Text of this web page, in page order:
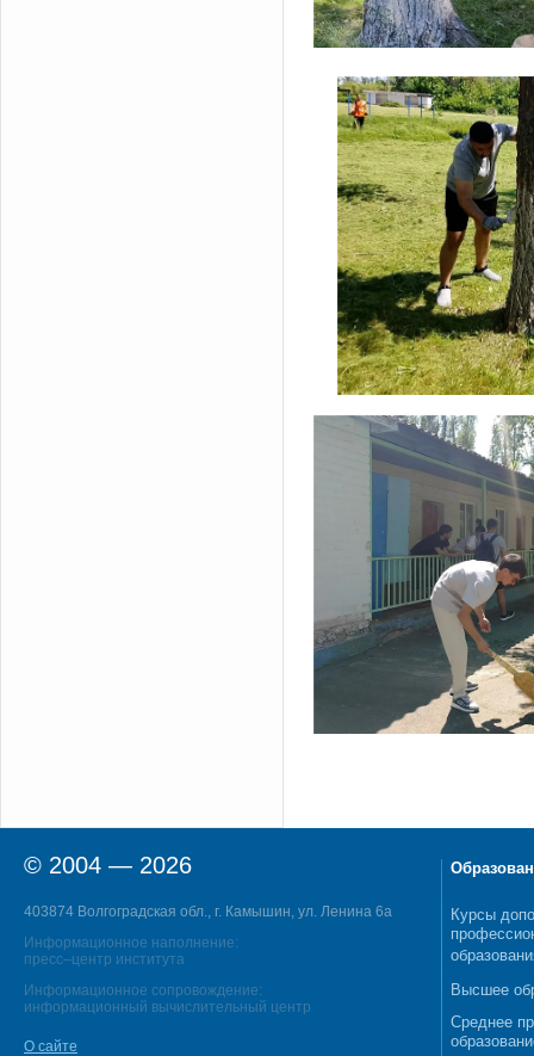
© 2004 — 2026
403874 Волгоградская обл., г. Камышин, ул. Ленина 6а
Информационное наполнение:
пресс–центр института
Информационное сопровождение:
информационный вычислительный центр
О сайте
Курсы
Высшее
Среднее